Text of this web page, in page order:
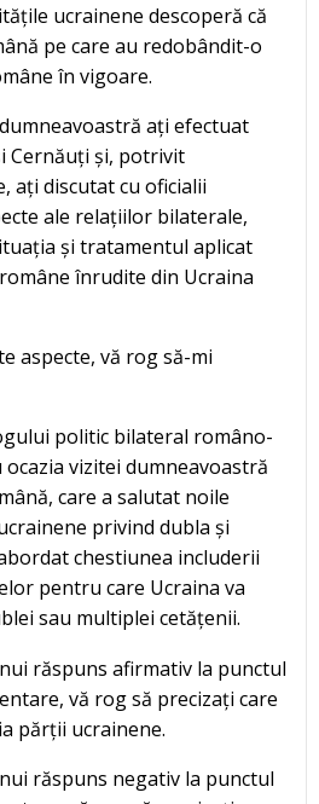
ucrainene descoperă că
pe care au redobândit-o
în vigoare.
ați efectuat
Cernăuți și, potrivit
ați discutat cu oficialii
ale relațiilor bilaterale,
și tratamentul aplicat
înrudite din Ucraina
aspecte, vă rog să-mi
politic bilateral româno-
vizitei dumneavoastră
care a salutat noile
privind dubla și
chestiunea includerii
pentru care Ucraina va
sau multiplei cetățenii.
răspuns afirmativ la punctul
vă rog să precizați care
părții ucrainene.
răspuns negativ la punctul